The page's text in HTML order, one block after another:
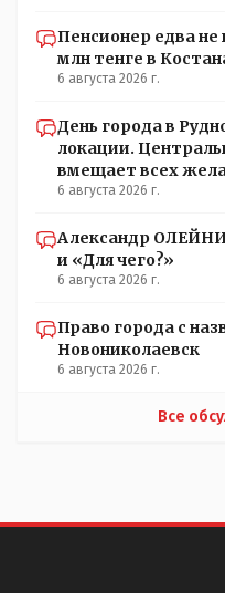
Пенсионер едва
млн тенге в
6 августа 2026 г.
День города в
локации.
вмещает всех
6 августа 2026 г.
Александр
и «Для чего?»
6 августа 2026 г.
Право города с
Новониколаевск
6 августа 2026 г.
Все